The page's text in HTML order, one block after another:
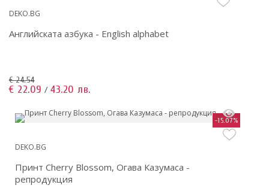
DEKO.BG
Английската азбука - English alphabet
€ 24.54
€ 22.09 / 43.20 лв.
-15.07%
DEKO.BG
Принт Cherry Blossom, Огава Казумаса -
репродукция